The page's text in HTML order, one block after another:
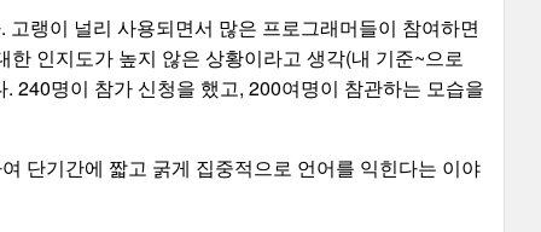
랭이 널리 사용되면서 많은 프로그래머들이 참여하면
인지도가 높지 않은 상황이라고 생각(내 기준~으로
240명이 참가 신청을 했고, 200여명이 참관하는 모습을
단기간에 짧고 굵게 집중적으로 언어를 익힌다는 이야